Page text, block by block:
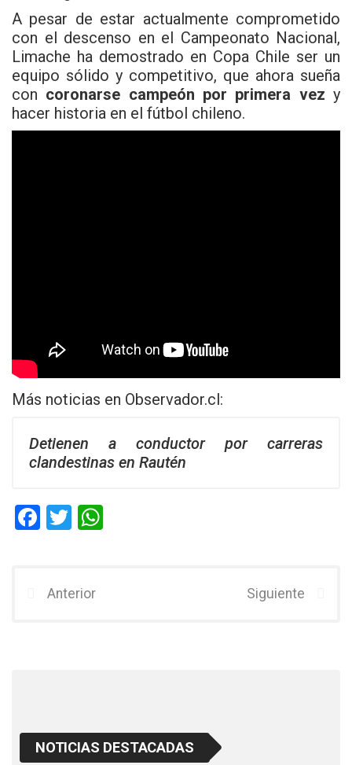
A pesar de estar actualmente comprometido
con el descenso en el Campeonato Nacional,
Limache ha demostrado en Copa Chile ser un
equipo sólido y competitivo, que ahora sueña
con coronarse campeón por primera vez y
hacer historia en el fútbol chileno.
Más noticias en Observador.cl:
Detienen a conductor por carreras
clandestinas en Rautén
F
b
T
er
Anterior Siguiente
NOTICIAS DESTACADAS